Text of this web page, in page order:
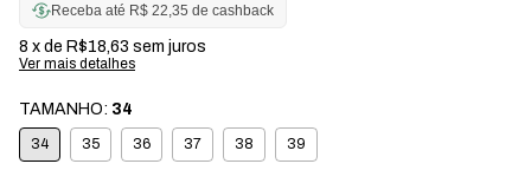
Receba até R$ 22,35 de cashback
8 x de R$18,63 sem juros
Ver mais detalhes
TAMANHO: 34
34 35 36 37 38 39